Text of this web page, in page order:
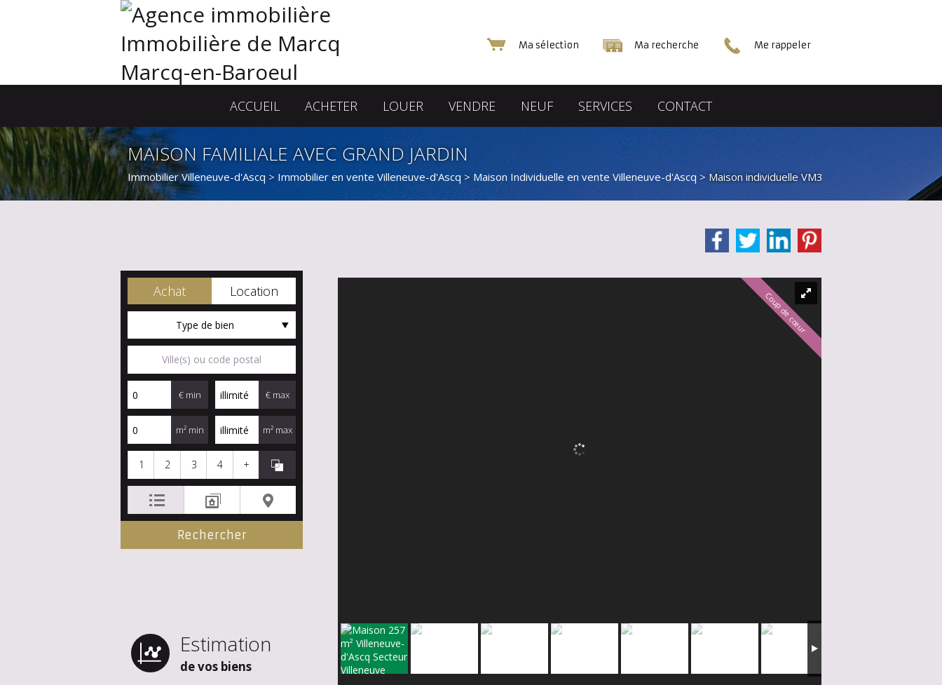
Me rappeler
Ma recherche
Ma sélection
ACCUEIL ACHETER LOUER VENDRE NEUF SERVICES CONTACT
MAISON FAMILIALE AVEC GRAND JARDIN
Immobilier Villeneuve-d'Ascq > Immobilier en vente Villeneuve-d'Ascq > Maison Individuelle en vente Villeneuve-d'Ascq > Maison individuelle VM39070
Achat Location
Type de bien
€ min € max
m² min m² max
1 2 3 4 +
Estimation
de vos biens
Coup de cœur